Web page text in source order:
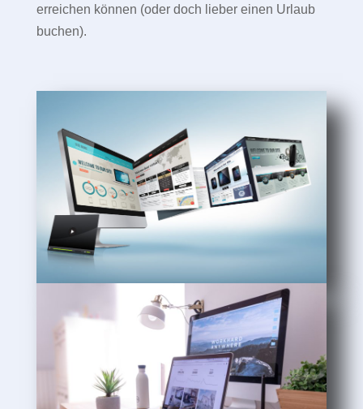
erreichen können (oder doch lieber einen Urlaub
buchen).